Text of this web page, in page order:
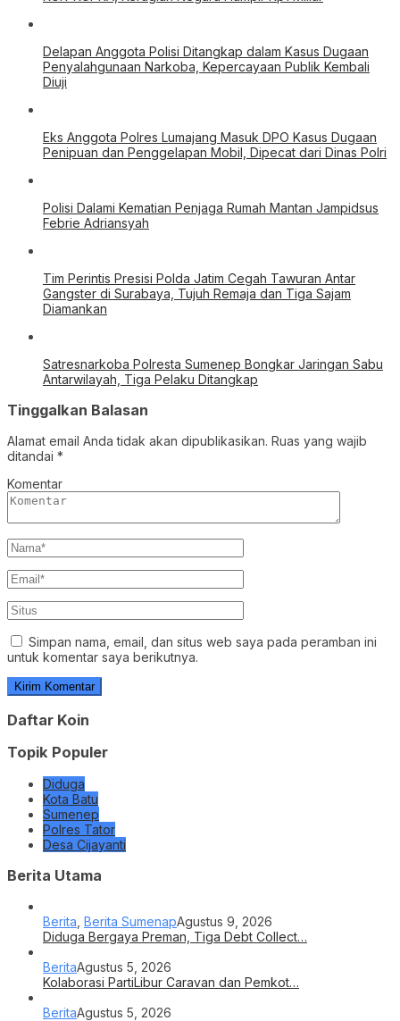
Delapan Anggota Polisi Ditangkap dalam Kasus Dugaan
Penyalahgunaan Narkoba, Kepercayaan Publik Kembali
Diuji
Eks Anggota Polres Lumajang Masuk DPO Kasus Dugaan
Penipuan dan Penggelapan Mobil, Dipecat dari Dinas Polri
Polisi Dalami Kematian Penjaga Rumah Mantan Jampidsus
Febrie Adriansyah
Tim Perintis Presisi Polda Jatim Cegah Tawuran Antar
Gangster di Surabaya, Tujuh Remaja dan Tiga Sajam
Diamankan
Satresnarkoba Polresta Sumenep Bongkar Jaringan Sabu
Antarwilayah, Tiga Pelaku Ditangkap
Tinggalkan Balasan
Alamat email Anda tidak akan dipublikasikan. Ruas yang wajib
ditandai *
Komentar
Simpan nama, email, dan situs web saya pada peramban ini
untuk komentar saya berikutnya.
Daftar Koin
Topik Populer
Diduga
Kota Batu
Sumenep
Polres Tator
Desa Cijayanti
Berita Utama
Berita Berita SumenapAgustus 9, 2026
Diduga Bergaya Preman, Tiga Debt Collect…
BeritaAgustus 5, 2026
Kolaborasi PartiLibur Caravan dan Pemkot…
BeritaAgustus 5, 2026